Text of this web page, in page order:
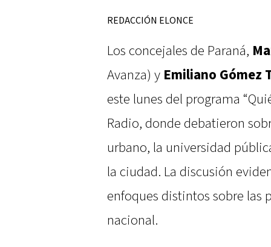
REDACCIÓN ELONCE
Los concejales de Paraná,
Avanza) y Emiliano Gómez
este lunes del programa
Radio, donde debatieron
urbano, la universidad
la ciudad. La discusión
enfoques distintos sobre las
nacional.